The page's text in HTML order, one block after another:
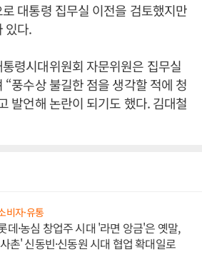
대통령 집무실 이전을 검토했지만
있다.
령시대위원회 자문위원은 집무실
풍수상 불길한 점을 생각할 적에 청
발언해 논란이 되기도 했다. 김대철
비자·유통
데·농심 창업주 시대 '라면 앙금'은 옛말,
촌' 신동빈·신동원 시대 협업 확대일로